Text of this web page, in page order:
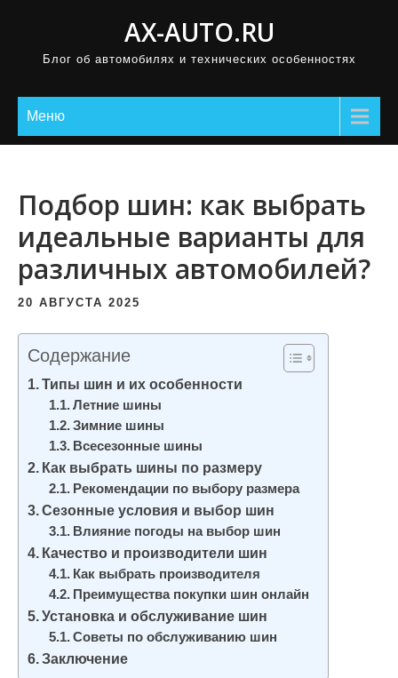
AX-AUTO.RU
Блог об автомобилях и технических особенностях
Меню
Подбор шин: как выбрать
идеальные варианты для
различных автомобилей?
20 АВГУСТА 2025
Содержание
Типы шин и их особенности
Летние шины
Зимние шины
Всесезонные шины
Как выбрать шины по размеру
Рекомендации по выбору размера
Сезонные условия и выбор шин
Влияние погоды на выбор шин
Качество и производители шин
Как выбрать производителя
Преимущества покупки шин онлайн
Установка и обслуживание шин
Советы по обслуживанию шин
Заключение